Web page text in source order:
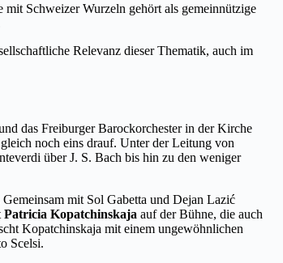
Schweizer Wurzeln gehört als gemeinnützige
Relevanz dieser Thematik, auch im
das Freiburger Barockorchester in der Kirche
noch eins drauf. Unter der Leitung von
über J. S. Bach bis hin zu den weniger
mit Sol Gabetta und Dejan Lazić
Patricia Kopatchinskaja auf der Bühne, die auch
Kopatchinskaja mit einem ungewöhnlichen
Scelsi.